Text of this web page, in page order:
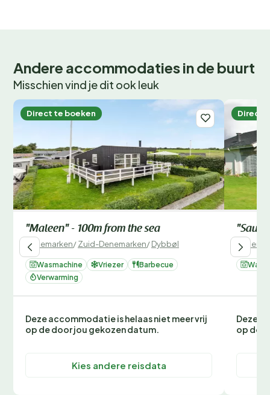
Andere accommodaties in de buurt
Misschien vind je dit ook leuk
Direct te boeken
"Maleen" - 100m from the sea
Denemarken/Zuid-Denemarken/Dybbøl
Wasmachine Vriezer
Barbecue
Verwarming
Deze accommodatie is helaas niet meer vrij
op de door jou gekozen datum.
Kies andere reisdata
Direct
Deze
op de